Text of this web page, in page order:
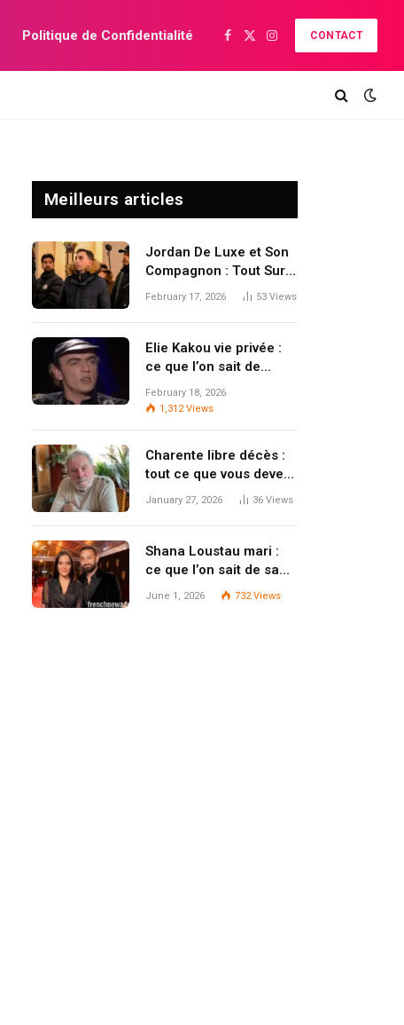
Politique de Confidentialité Facebook
X
Instagram
CONTACT
Meilleurs articles
Jordan De Luxe et Son
Compagnon : Tout Sur
la Vie Privée de
February 17, 2026 53 Views
Elie Kakou vie privée :
ce que l’on sait de
l’homme derrière
l’artiste
February 18, 2026
1,312Views
Charente libre décès :
tout ce que vous devez
savoir pour consulter
January 27, 2026 36 Views
Shana Loustau mari :
ce que l’on sait de sa
vie privée
June 1, 2026 732Views